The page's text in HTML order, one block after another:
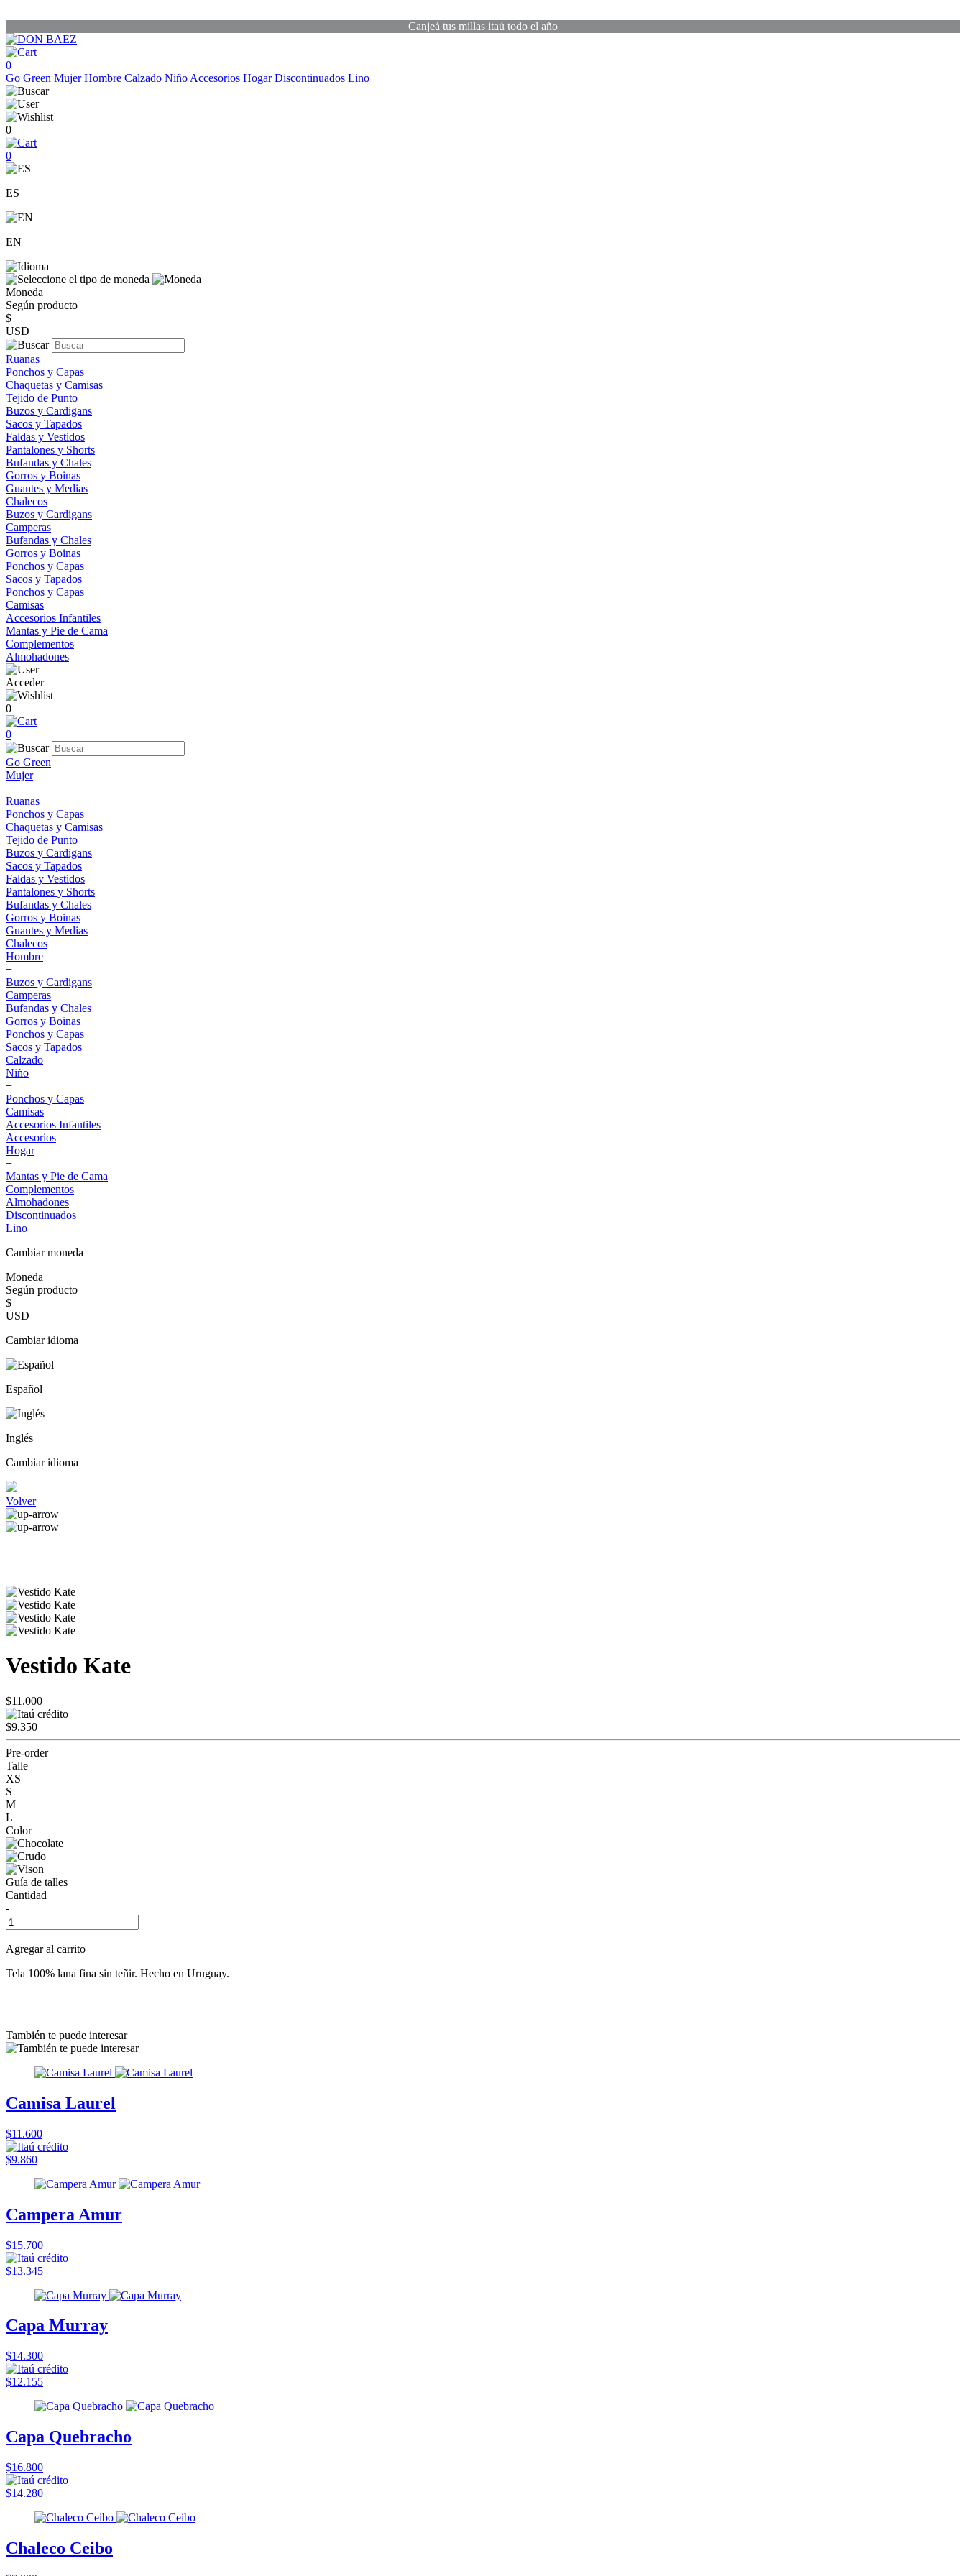
Canjeá tus millas itaú todo el año
0
Go Green MujerHombre Calzado Niño Accesorios HogarDiscontinuados Lino
0
0
ES
EN
Moneda
Según producto
$
USD
Ruanas
Ponchos y Capas
Chaquetas y Camisas
Tejido de Punto
Buzos y Cardigans
Sacos y Tapados
Faldas y Vestidos
Pantalones y Shorts
Bufandas y Chales
Gorros y Boinas
Guantes y Medias
Chalecos
Buzos y Cardigans
Camperas
Bufandas y Chales
Gorros y Boinas
Ponchos y Capas
Sacos y Tapados
Ponchos y Capas
Camisas
Accesorios Infantiles
Mantas y Pie de Cama
Complementos
Almohadones
Acceder
0
0
Go Green
Mujer
+
Ruanas
Ponchos y Capas
Chaquetas y Camisas
Tejido de Punto
Buzos y Cardigans
Sacos y Tapados
Faldas y Vestidos
Pantalones y Shorts
Bufandas y Chales
Gorros y Boinas
Guantes y Medias
Chalecos
Hombre
+
Buzos y Cardigans
Camperas
Bufandas y Chales
Gorros y Boinas
Ponchos y Capas
Sacos y Tapados
Calzado
Niño
+
Ponchos y Capas
Camisas
Accesorios Infantiles
Accesorios
Hogar
+
Mantas y Pie de Cama
Complementos
Almohadones
Discontinuados
Lino
Cambiar moneda
Moneda
Según producto
$
USD
Cambiar idioma
Español
Inglés
Cambiar idioma
Volver
Vestido Kate
$11.000
$9.350
Pre-order
Talle
XS
S
M
L
Color
Guía de talles
Cantidad
-
+
Agregar al carrito
Tela 100% lana fina sin teñir. Hecho en Uruguay.
También te puede interesar
Camisa Laurel
$11.600
$9.860
Campera Amur
$15.700
$13.345
Capa Murray
$14.300
$12.155
Capa Quebracho
$16.800
$14.280
Chaleco Ceibo